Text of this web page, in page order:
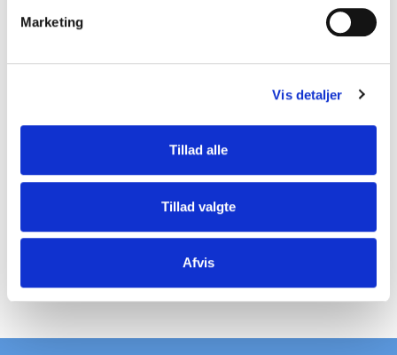
Marketing
Vis detaljer
Tillad alle
Tillad valgte
Afvis
Fandt du ikke det datablad du søgte?
Kontakt os endelig på mail eller telefon og lad
os finde en løsning sammen